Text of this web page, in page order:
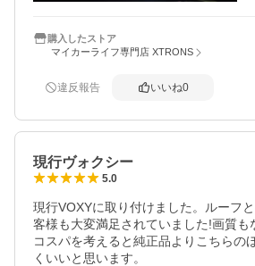
購入したストア
マイカーライフ専門店 XTRONS
違反報告 いいね0
現行ヴォクシー
5.0
現行VOXYに取り付けました。ルーフ
客様も大変満足されていました!画質も
コスパを考えると純正品よりこちらの
くいいと思います。